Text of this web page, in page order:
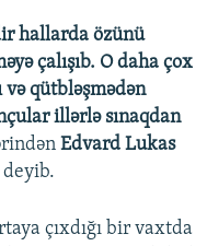
hallarda özünü
çalışıb. O daha çox
və qütbləşmədən
illərlə sınaqdan
Edvard Lukas
çıxdığı bir vaxtda